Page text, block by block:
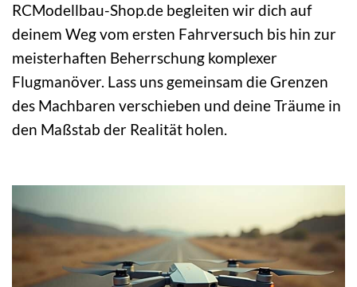
RCModellbau-Shop.de begleiten wir dich auf
deinem Weg vom ersten Fahrversuch bis hin zur
meisterhaften Beherrschung komplexer
Flugmanöver. Lass uns gemeinsam die Grenzen
des Machbaren verschieben und deine Träume in
den Maßstab der Realität holen.